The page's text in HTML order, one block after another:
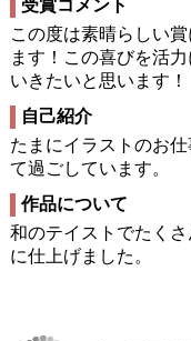
受賞コメント
この度は素晴らしい
ます！この喜びを活
いきたいと思います！
自己紹介
たまにイラストのお
て過ごしています。
作品について
和のテイストでたく
に仕上げました。